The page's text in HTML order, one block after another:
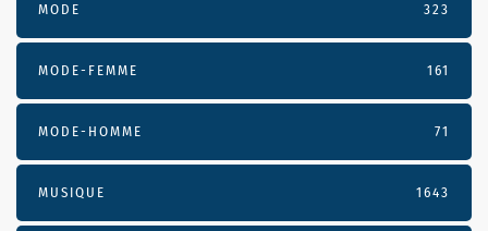
MODE 323
MODE-FEMME 161
MODE-HOMME 71
MUSIQUE 1643